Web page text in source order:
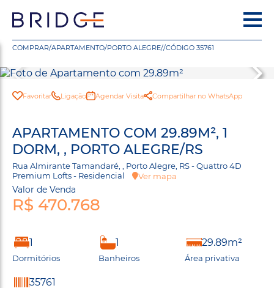
COMPRAR/APARTAMENTO/PORTO ALEGRE//CÓDIGO 35761
Favoritar Ligação Agendar Visita Compartilhar no WhatsApp
APARTAMENTO COM 29.89M², 1
DORM, , PORTO ALEGRE/RS
Rua Almirante Tamandaré, , Porto Alegre, RS - Quattro 4D
Premium Lofts - Residencial
Ver mapa
Valor de Venda
R$ 470.768
1
Dormitórios
1
Banheiros
29.89m²
Área privativa
35761